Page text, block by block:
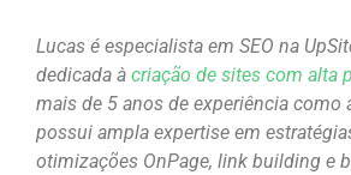
Lucas é especialista em SEO na
dedicada à criação de sites com alta
mais de 5 anos de experiência como
possui ampla expertise em
otimizações OnPage, link building e